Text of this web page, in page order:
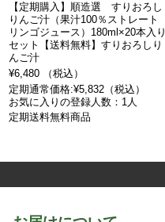
【定期購入】順造選 すりおろし
りんご汁（果汁100％ストレート
リンゴジュース）180ml×20本入り
セット【送料無料】すりおろしり
んご汁
¥6,480 （税込）
定期通常価格:¥5,832（税込）
お気に入りの登録人数：1人
定期送料無料商品